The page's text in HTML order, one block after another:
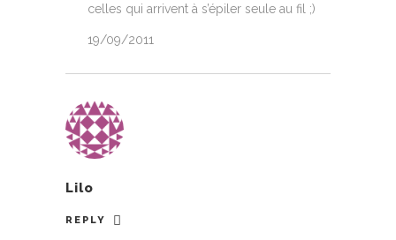
celles qui arrivent à s’épiler seule au fil ;)
19/09/2011
Lilo
REPLY